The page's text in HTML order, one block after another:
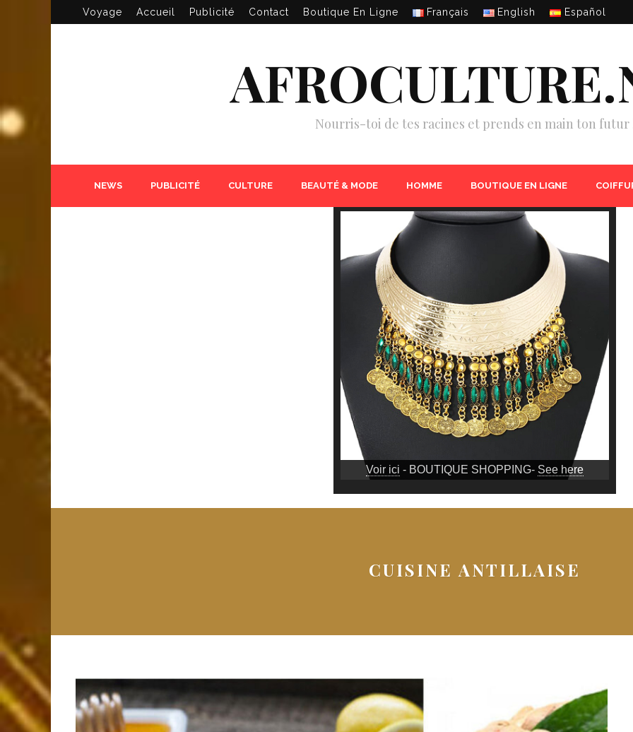
Voyage Accueil Publicité Contact Boutique En Ligne Français English Español
Nourris-toi de tes racines et prends en main ton futur
NEWS PUBLICITÉ CULTURE BEAUTÉ & MODE HOMME BOUTIQUE EN LIGNE
Voir ici - BOUTIQUE SHOPPING- See here
CUISINE ANTILLAISE